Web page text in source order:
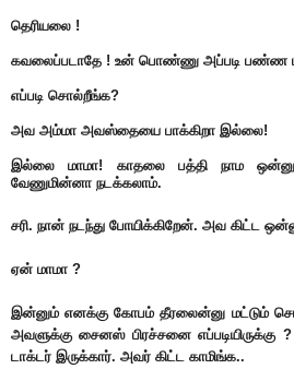
தெரியலை !
கவலைப்படாதே ! உன் பொண்ணு அப்படி பண்ண
எப்படி சொல்றீங்க?
அவ அம்மா அவஸ்தையை பாக்கிறா இல்லை!
இல்லை மாமா! காதலை பத்தி நாம
வேணுமின்னா நடக்கலாம்.
சரி. நான் நடந்து போயிக்கிறேன். அவ கிட்ட
ஏன் மாமா ?
இன்னும் எனக்கு கோபம் தீரலைன்னு மட்டும்
அவளுக்கு சைனஸ் பிரச்சனை எப்படியிருக்கு ?
டாக்டர் இருக்கார். அவர் கிட்ட காமிங்க..